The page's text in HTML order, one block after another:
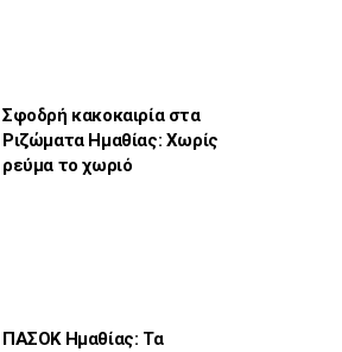
Σφοδρή κακοκαιρία στα
Ριζώματα Ημαθίας: Χωρίς
ρεύμα το χωριό
ΠΑΣΟΚ Ημαθίας: Τα